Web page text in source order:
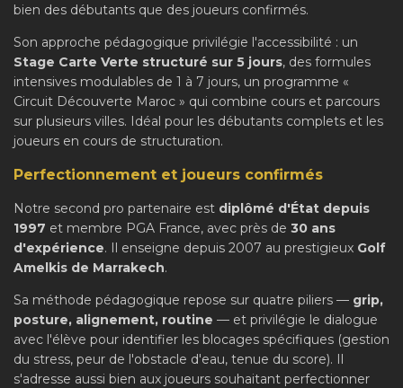
bien des débutants que des joueurs confirmés.
Son approche pédagogique privilégie l'accessibilité : un
Stage Carte Verte structuré sur 5 jours, des formules
intensives modulables de 1 à 7 jours, un programme «
Circuit Découverte Maroc » qui combine cours et parcours
sur plusieurs villes. Idéal pour les débutants complets et les
joueurs en cours de structuration.
Perfectionnement et joueurs confirmés
Notre second pro partenaire est diplômé d'État depuis
1997 et membre PGA France, avec près de 30 ans
d'expérience. Il enseigne depuis 2007 au prestigieux Golf
Amelkis de Marrakech.
Sa méthode pédagogique repose sur quatre piliers — grip,
posture, alignement, routine — et privilégie le dialogue
avec l'élève pour identifier les blocages spécifiques (gestion
du stress, peur de l'obstacle d'eau, tenue du score). Il
s'adresse aussi bien aux joueurs souhaitant perfectionner